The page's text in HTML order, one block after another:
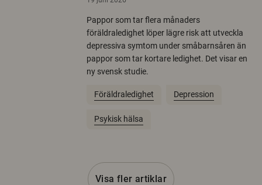
Pappor som tar flera månaders
föräldraledighet löper lägre risk att utveckla
depressiva symtom under småbarnsåren än
pappor som tar kortare ledighet. Det visar en
ny svensk studie.
Föräldraledighet Depression
Psykisk hälsa
Visa fler artiklar